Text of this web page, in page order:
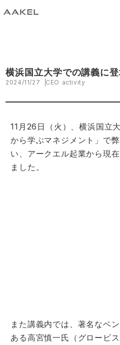
横浜国立大学での講義に
2024/11/27 CEO activity
11月26日（火）、横浜国立
から学ぶマネジメント」で
い、アークエル起業から現
ました。
また講義内では、著名なベ
ある高宮慎一氏（グロービ